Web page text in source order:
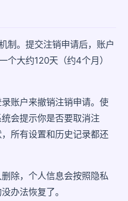
制。提交注销申请后，账户
个大约120天（约4个月）
账户来撤销注销申请。使
会提示你是否要取消注
所有设置和历史记录都还
除，个人信息会按照隐私
办法恢复了。